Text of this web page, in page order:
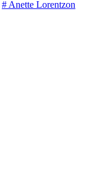
# Anette Lorentzon